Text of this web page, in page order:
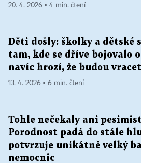
20. 4. 2026 ▪ 4 min. čtení
Děti došly: školky a dětské
tam, kde se dříve bojovalo
navíc hrozí, že budou
13. 4. 2026 ▪ 6 min. čtení
Tohle nečekaly ani
Porodnost padá do stále
potvrzuje unikátně velký
nemocnic